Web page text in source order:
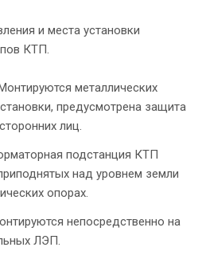
и места установки
КТП.
металлических
предусмотрена защита
лиц.
подстанция КТП
над уровнем земли
опорах.
непосредственно на
ЛЭП.